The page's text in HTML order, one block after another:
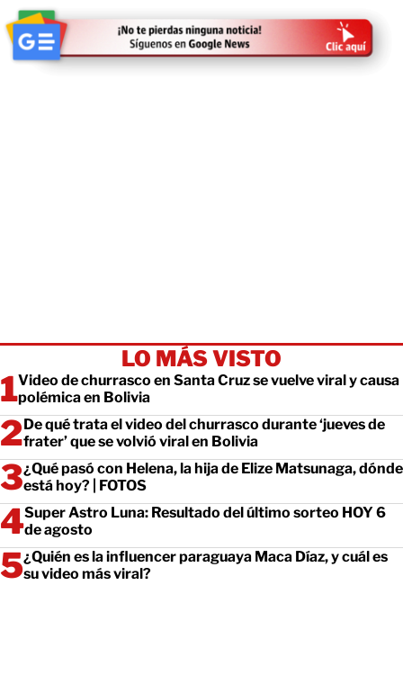
LO MÁS VISTO
Video de churrasco en Santa Cruz se vuelve viral y causa
polémica en Bolivia
De qué trata el video del churrasco durante ‘jueves de
frater’ que se volvió viral en Bolivia
¿Qué pasó con Helena, la hija de Elize Matsunaga, dónde
está hoy? | FOTOS
Super Astro Luna: Resultado del último sorteo HOY 6
de agosto
¿Quién es la influencer paraguaya Maca Díaz, y cuál es
su video más viral?